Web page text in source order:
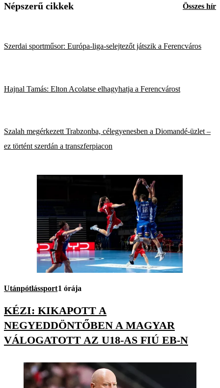
Népszerű cikkek Összes hír
Szerdai sportműsor: Európa-liga-selejtezőt játszik a Ferencváros
Hajnal Tamás: Elton Acolatse elhagyhatja a Ferencvárost
Szalah megérkezett Trabzonba, célegyenesben a Diomandé-üzlet –
ez történt szerdán a transzferpiacon
Utánpótlássport1 órája
KÉZI: KIKAPOTT A
NEGYEDDÖNTŐBEN A MAGYAR
VÁLOGATOTT AZ U18-AS FIÚ EB-N